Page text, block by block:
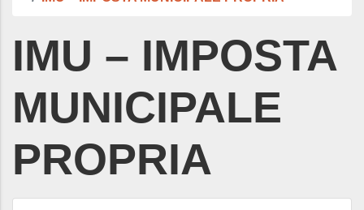
IMU – IMPOSTA
MUNICIPALE
PROPRIA